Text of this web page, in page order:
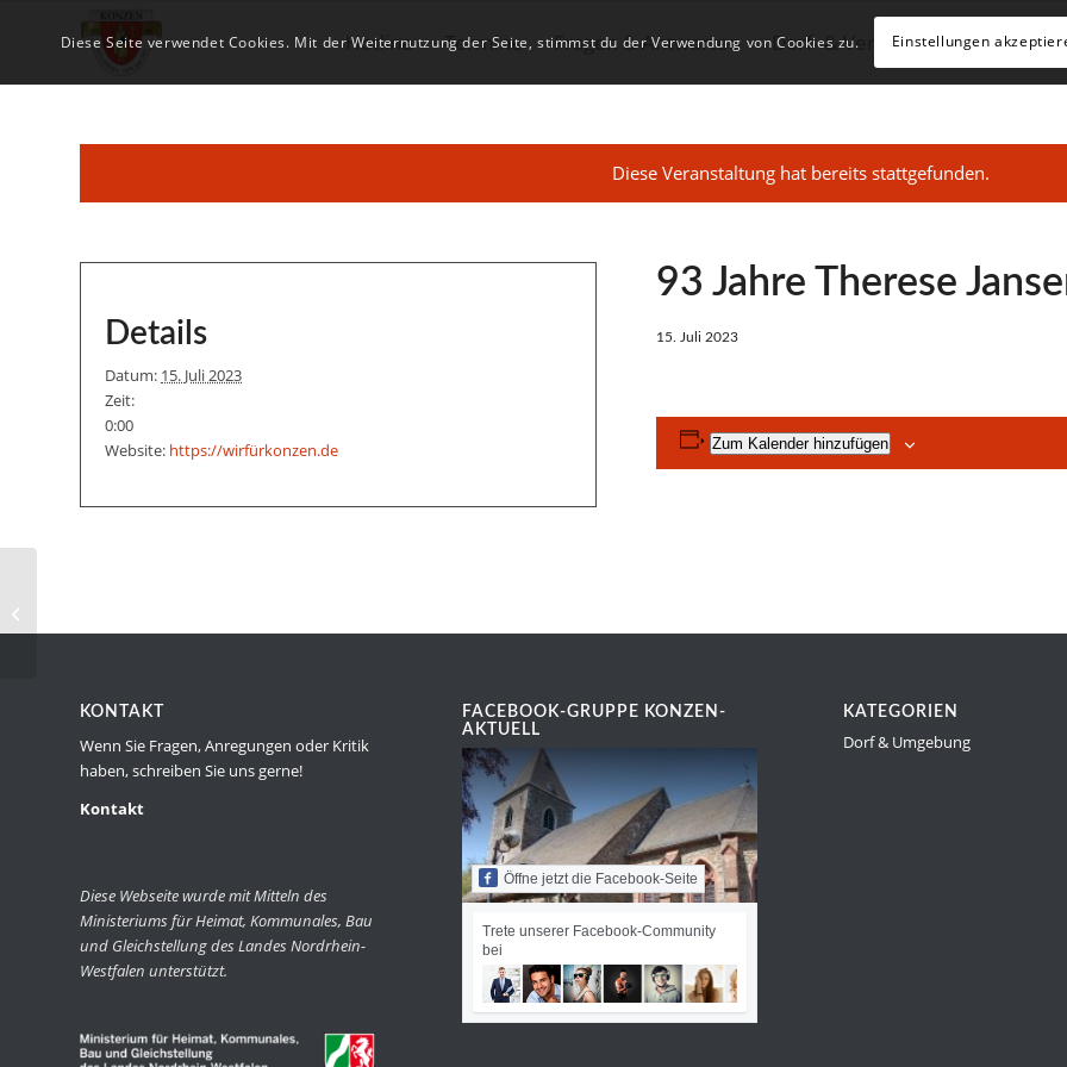
Hotline Termine Fragen & Antworten Dorf- & Vereinsleben
Diese Veranstaltung hat bereits stattgefunden.
93 Jahre Therese
15. Juli 2023
Zum Kalender hinzufügen
Details
Datum: 15. Juli 2023
Zeit:
0:00
Website: https://wirfürkonzen.de
KONTAKT
Wenn Sie Fragen, Anregungen oder Kritik
haben, schreiben Sie uns gerne!
Kontakt
Diese Webseite wurde mit Mitteln des
Ministeriums für Heimat, Kommunales, Bau
und Gleichstellung des Landes Nordrhein-
Westfalen unterstützt.
FACEBOOK-GRUPPE KONZEN-
AKTUELL
Öffne jetzt die Facebook-Seite
Trete unserer Facebook-Community
bei
KATEGORIEN
Dorf & Umgebung
Diese Seite verwendet Cookies. Mit der Weiternutzung der Seite, stimmst du der Verwendung von Cookies zu. Einstellungen